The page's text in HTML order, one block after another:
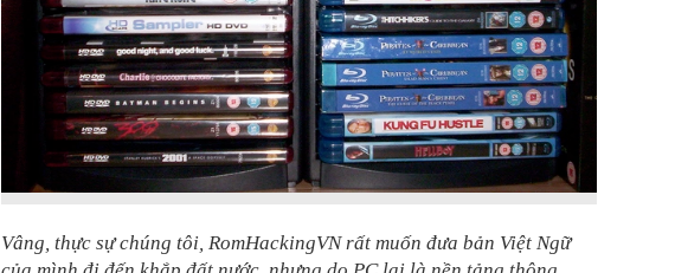
Vâng, thực sự chúng tôi, RomHackingVN rất muốn đưa bản Việt Ngữ